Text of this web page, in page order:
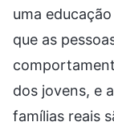
uma
que as
dos jovens, e
famílias reais